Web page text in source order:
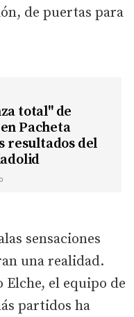
de puertas para
total" de
Pacheta
resultados del
sensaciones
una realidad.
Elche, el equipo de
partidos ha